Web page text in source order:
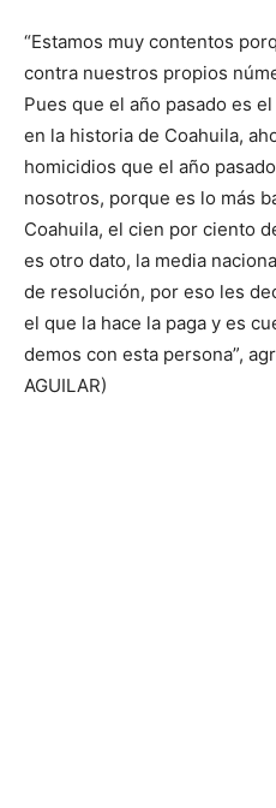
“Estamos muy contentos
contra nuestros propios
Pues que el año pasado es
en la historia de Coahuila,
homicidios que el año
nosotros, porque es lo más
Coahuila, el cien por ciento
es otro dato, la media
de resolución, por eso les
el que la hace la paga y es
demos con esta persona”,
AGUILAR)